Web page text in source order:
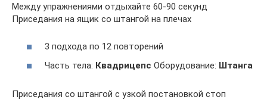
Между упражнениями отдыхайте 60-90 секунд
Приседания на ящик со штангой на плечах
3 подхода по 12 повторений
Часть тела: Квадрицепс Оборудование: Штанга
Приседания со штангой с узкой постановкой стоп